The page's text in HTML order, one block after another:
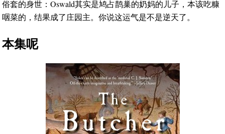
俗套的身世：Oswald其实是鸠占鹊巢的奶妈的儿子，本该吃糠
咽菜的，结果成了庄园主。你说这运气是不是逆天了。
本集呢